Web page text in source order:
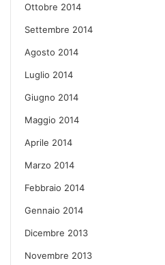
Ottobre 2014
Settembre 2014
Agosto 2014
Luglio 2014
Giugno 2014
Maggio 2014
Aprile 2014
Marzo 2014
Febbraio 2014
Gennaio 2014
Dicembre 2013
Novembre 2013